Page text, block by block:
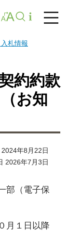
札情報
約約款
お知
年8月22日
2026年7月3日
部（電子保
月１日以降